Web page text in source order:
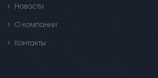
Новости
О компании
Контакты